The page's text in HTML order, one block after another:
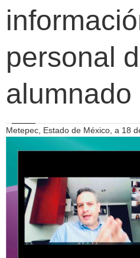
personal
alumnado
Metepec, Estado de México, a 18